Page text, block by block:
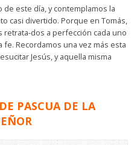
de este día, y contemplamos la
casi divertido. Porque en Tomás,
dos a perfección cada uno
Recordamos una vez más esta
Jesús, y aquella misma
PASCUA DE LA